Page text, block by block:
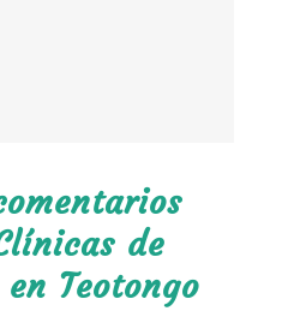
de
Teotongo